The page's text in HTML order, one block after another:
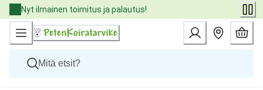
Skip
to
Content
Nyt ilmainen toimitus ja palautus!